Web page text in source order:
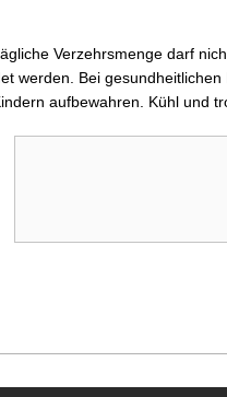
Verzehrsmenge darf
werden. Bei
aufbewahren. Kühl und